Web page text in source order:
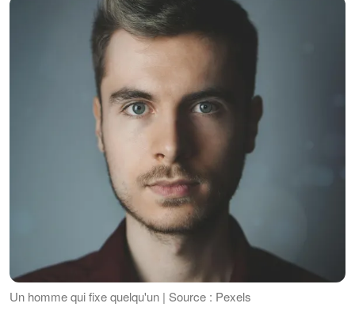
Un homme qui fixe quelqu'un | Source : Pexels